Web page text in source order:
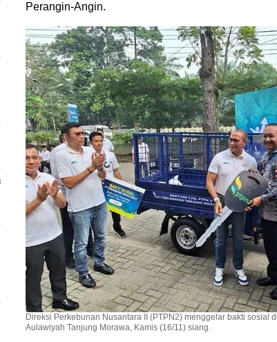
Perangin-Angin.
Direksi Perkebunan Nusantara II (PTPN2) menggelar bakti sosial
Aulawiyah Tanjung Morawa, Kamis (16/11) siang.